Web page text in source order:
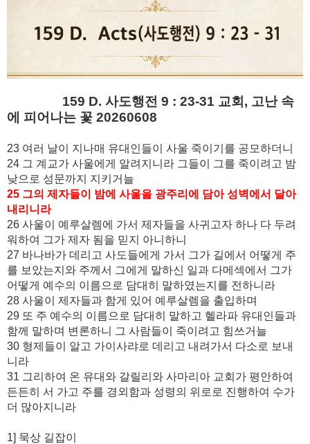
159 D. 사도행전 9 : 23-31 교회, 고난 속
에 피어나는 꽃 20260608
23 여러 날이 지나매 유대인들이 사울 죽이기를 공모하더니
24 그 계교가 사울에게 알려지니라 그들이 그를 죽이려고 밤
낮으로 성문까지 지키거늘
25 그의 제자들이 밤에 사울을 광주리에 담아 성벽에서 달아
내리니라
26 사울이 예루살렘에 가서 제자들을 사귀고자 하나 다 두려
워하여 그가 제자 됨을 믿지 아니하니
27 바나바가 데리고 사도들에게 가서 그가 길에서 어떻게 주
를 보았는지와 주께서 그에게 말하신 일과 다메섹에서 그가
어떻게 예수의 이름으로 담대히 말하였는지를 전하니라
28 사울이 제자들과 함게 있어 예루살렘을 출입하며
29 또 주 예수의 이름으로 담대히 말하고 헬라파 유대인들과
함께 말하며 변론하니 그 사람들이 죽이려고 힘쓰거늘
30 형제들이 알고 가이사랴로 데리고 내려가서 다소로 보내
니라
31 그리하여 온 유대와 갈릴리와 사마리아 교회가 평안하여
든든히 서 가고 주를 경외함과 성령의 위로로 진행하여 수가
더 많아지니라
1] 묵상 길잡이